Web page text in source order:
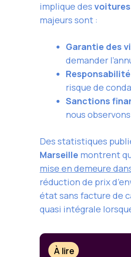
implique des
majeurs sont :
Garantie des
demander
risque de
Sanctions
nous
Des statistiques
Marseille montrent
mise en demeure
réduction de prix
état sans facture de
quasi intégrale
À lire